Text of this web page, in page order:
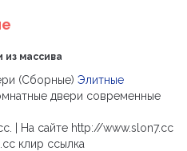
массива
(Сборные) Элитные
двери современные
. | На сайте http://www.slon7.cc
клир ссылка